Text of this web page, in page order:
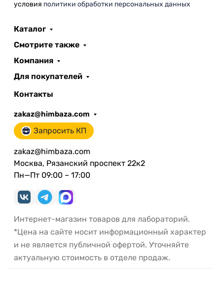
условия политики обработки персональных данных
Каталог
Смотрите также
Компания
Для покупателей
Контакты
zakaz@himbaza.com
Запросить КП
zakaz@himbaza.com
Москва, Рязанский проспект 22к2
Пн—Пт 09:00 – 17:00
Интернет-магазин товаров для лабораторий.
*Цена на сайте носит информационный характер
и не является публичной офертой. Уточняйте
актуальную стоимость в отделе продаж.